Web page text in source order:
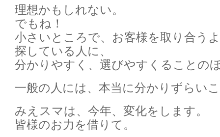
理想かもしれない。
でもね！
小さいところで、お客様を取り合う
探している人に、
分かりやすく、選びやすくることの
一般の人には、本当に分かりずらい
みえスマは、今年、変化をします。
皆様のお力を借りて。